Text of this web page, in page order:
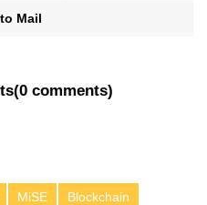
Mail
(0 comments)
MiSE
Blockchain